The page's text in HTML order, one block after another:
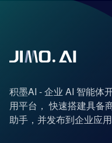
积墨AI - 企业 AI 智能体
用平台， 快速搭建具备
助手，并发布到企业应用